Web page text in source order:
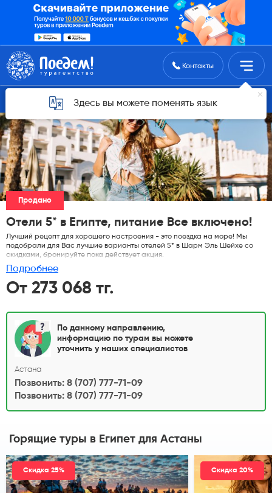
Поиск туровКонтакты
Здесь вы можете поменять язык
Горящие туры для Астаны
Продано
Отели 5* в Египте, питание Все включено!
Лучший рецепт для хорошего настроения - это поездка на море! Мы
подобрали для Вас лучшие варианты отелей 5* в Шарм Эль Шейхе со
скидками, бронируйте пока действует акция.
Подробнее
От 273 068 тг.
По данному направлению,
информацию по турам вы можете
уточнить у наших специалистов
Астана
Позвонить: 8 (707) 777-71-09
Позвонить: 8 (707) 777-71-09
Горящие туры в Египет для Астаны
Скидка 25% Скидка 20%